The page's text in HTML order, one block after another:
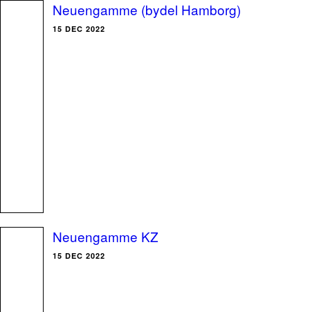
Neuengamme (bydel Hamborg)
15 DEC 2022
Neuengamme KZ
15 DEC 2022